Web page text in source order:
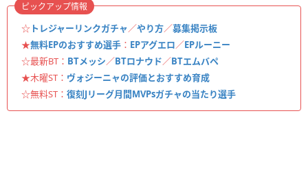
☆ トレジャーリンクガチャ／やり方／募集掲示板
★無料EPのおすすめ選手 ： EPアグエロ／EPルーニー
☆最新BT： BTメッシ／BTロナウド／BTエムバペ
★木曜ST： ヴォジーニャの評価とおすすめ育成
☆無料ST： 復刻Jリーグ月間MVPsガチャの当たり選手
ピックアップ情報